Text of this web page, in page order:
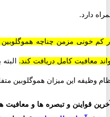
دارد.
خونی مزمن چناچه هموگلوبین
معافیت کامل دریافت کند. البته با
این میزان هموگلوبین
قواینن و تبصره ها و معافیت ها